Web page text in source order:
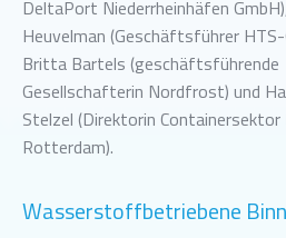
DeltaPort Niederrheinhäfen
Heuvelman (Geschäftsführer
Britta Bartels (geschäftsführende
Gesellschafterin Nordfrost) und
Stelzel (Direktorin
Rotterdam).
Wasserstoffbetriebene